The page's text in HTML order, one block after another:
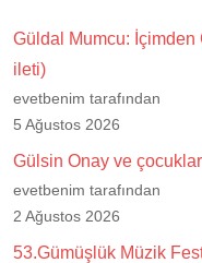
Güldal Mumcu:
ileti)
evetbenim tarafından
5 Ağustos 2026
Gülsin Onay ve
evetbenim tarafından
2 Ağustos 2026
53.Gümüşlük Müzik